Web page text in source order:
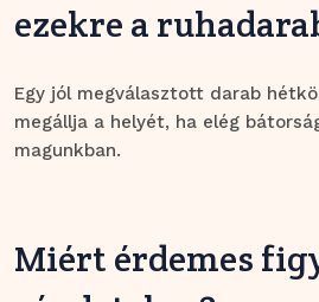
ezekre a
Egy jól megválasztott darab
megállja a helyét, ha elég
magunkban.
Miért érdemes